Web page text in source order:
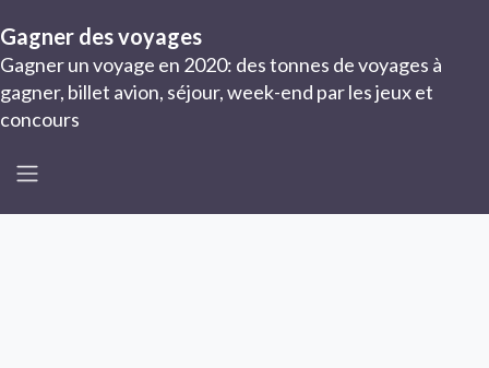
Gagner des voyages
Gagner un voyage en 2020: des tonnes de voyages à
gagner, billet avion, séjour, week-end par les jeux et
concours